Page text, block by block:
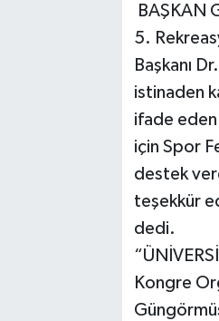
BAŞKAN
5.
Başkanı
istinaden
ifade eden
için Spor
destek
teşekkür
dedi.
Kongre